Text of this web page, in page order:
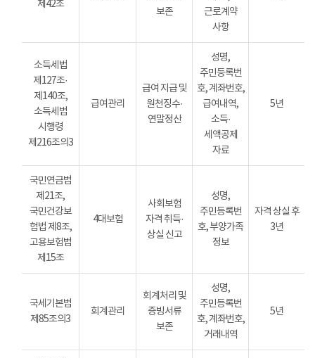
제42조
보존
근로계약
사항
소득세법
제127조·
제140조,
소득세법
시행령
제216조의3
급여관리
급여 지급 및
원천징수·
연말정산
성명,
주민등록번
호, 계좌번호,
급여내역,
소득·
세액공제
자료
5년
국민연금법
제21조,
국민건강보
험법 제8조,
고용보험법
제15조
4대보험
사회보험
자격 취득·
상실 신고
성명,
주민등록번
호, 부양가족
정보
자격 상실 후
3년
국세기본법
제85조의3
회계관리
회계처리 및
증빙서류
보존
성명,
주민등록번
호, 계좌번호,
거래내역
5년